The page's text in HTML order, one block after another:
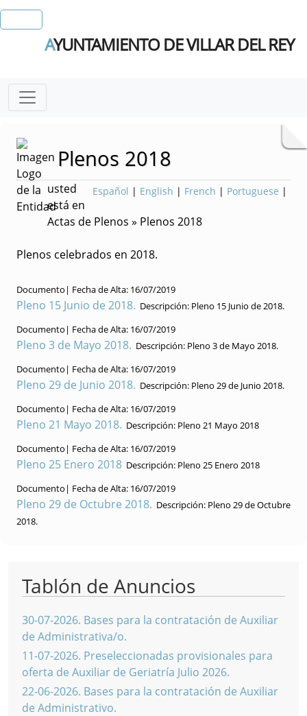
AYUNTAMIENTO DE VILLAR DEL REY
Plenos 2018
Español | English | French | Portuguese |
usted
está en
Actas de Plenos » Plenos 2018
Plenos celebrados en 2018.
Documento| Fecha de Alta: 16/07/2019
Pleno 15 Junio de 2018. Descripción: Pleno 15 Junio de 2018.
Documento| Fecha de Alta: 16/07/2019
Pleno 3 de Mayo 2018. Descripción: Pleno 3 de Mayo 2018.
Documento| Fecha de Alta: 16/07/2019
Pleno 29 de Junio 2018. Descripción: Pleno 29 de Junio 2018.
Documento| Fecha de Alta: 16/07/2019
Pleno 21 Mayo 2018. Descripción: Pleno 21 Mayo 2018
Documento| Fecha de Alta: 16/07/2019
Pleno 25 Enero 2018 Descripción: Pleno 25 Enero 2018
Documento| Fecha de Alta: 16/07/2019
Pleno 29 de Octubre 2018. Descripción: Pleno 29 de Octubre
2018.
Tablón de Anuncios
30-07-2026. Bases para la contratación de Auxiliar
de Administrativa/o.
11-07-2026. Preseleccionadas provisionales para
oferta de Auxiliar de Geriatría Julio 2026.
22-06-2026. Bases para la contratación de Auxiliar
de Administrativo.